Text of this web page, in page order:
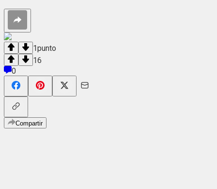
1punto
16
0
Compartir